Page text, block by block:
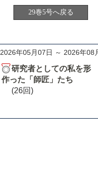
29巻5号へ戻る
2026年05月07日 ～ 2026年08
研究者としての私を形
作った「師匠」たち
(26回)